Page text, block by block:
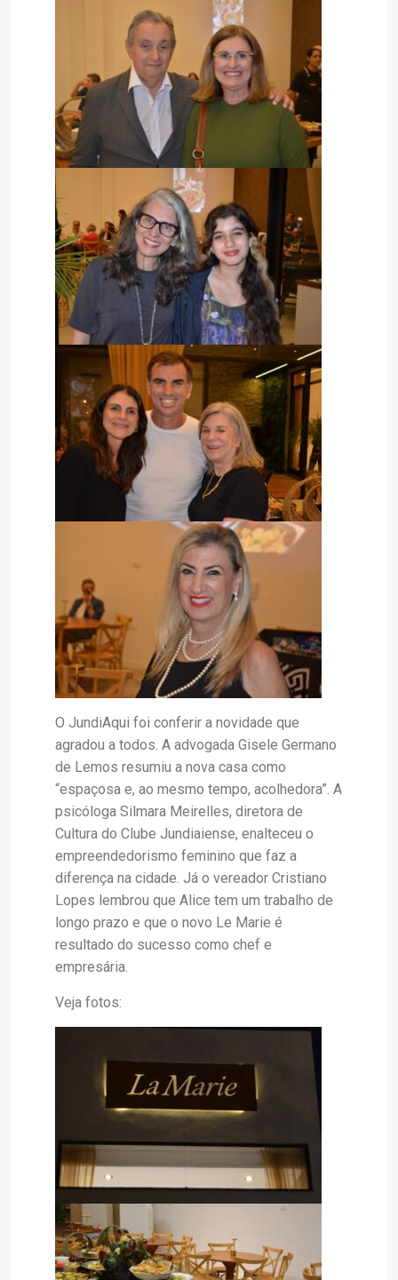
O JundiAqui foi conferir a novidade que
agradou a todos. A advogada Gisele Germano
de Lemos resumiu a nova casa como
“espaçosa e, ao mesmo tempo, acolhedora”. A
psicóloga Silmara Meirelles, diretora de
Cultura do Clube Jundiaiense, enalteceu o
empreendedorismo feminino que faz a
diferença na cidade. Já o vereador Cristiano
Lopes lembrou que Alice tem um trabalho de
longo prazo e que o novo Le Marie é
resultado do sucesso como chef e
empresária.
Veja fotos: